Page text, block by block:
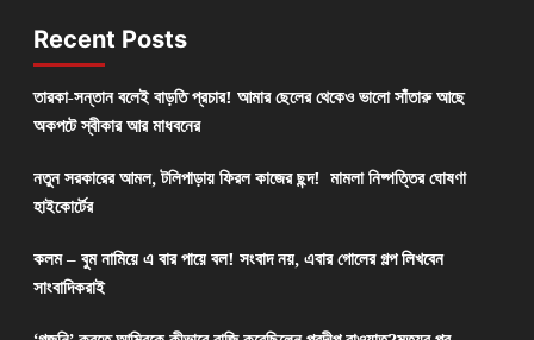
Recent Posts
তারকা-সন্তান বলেই বাড়তি প্রচার! আমার ছেলের থেকেও ভালো সাঁতারু আছে
অকপটে স্বীকার আর মাধবনের
নতুন সরকারের আমল, টলিপাড়ায় ফিরল কাজের ছন্দ! মামলা নিষ্পত্তির ঘোষণা
হাইকোর্টের
কলম – বুম নামিয়ে এ বার পায়ে বল! সংবাদ নয়, এবার গোলের গল্প লিখবেন
সাংবাদিকরাই